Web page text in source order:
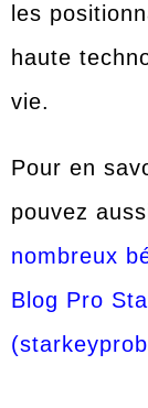
les
haute
vie.
Pour en
pouvez
nombreux
Blog Pro